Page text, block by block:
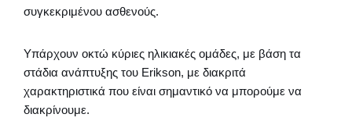
συγκεκριμένου ασθενούς.
Υπάρχουν οκτώ κύριες ηλικιακές ομάδες, με βάση τα
στάδια ανάπτυξης του Erikson, με διακριτά
χαρακτηριστικά που είναι σημαντικό να μπορούμε να
διακρίνουμε.